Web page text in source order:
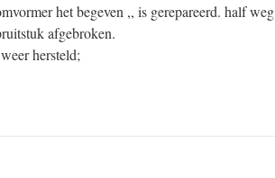
het begeven ,, is gerepareerd. half weg
afgebroken.
hersteld;